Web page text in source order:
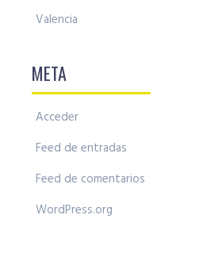
Valencia
META
Acceder
Feed de entradas
Feed de comentarios
WordPress.org